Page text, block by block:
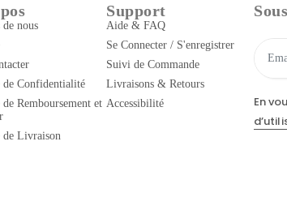
nous
Confidentialité
Remboursement et
de Livraison
Support
Aide & FAQ
Se Connecter / S'enregistrer
Suivi de Commande
Livraisons & Retours
Accessibilité
En